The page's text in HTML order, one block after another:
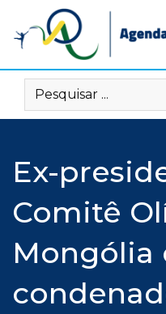
content
Ex-
Comitê
Mongólia